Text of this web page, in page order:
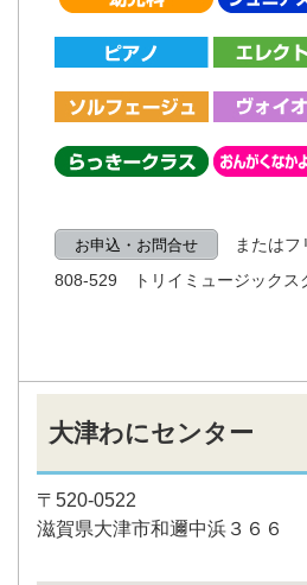
お申込・お問合せ
またはフ
808-529 トリイミュージックス
大津わにセンター
〒520-0522
滋賀県大津市和邇中浜３６６